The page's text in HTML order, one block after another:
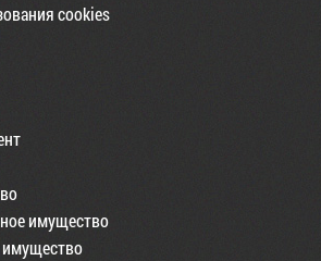
cookies
имущество
имущество